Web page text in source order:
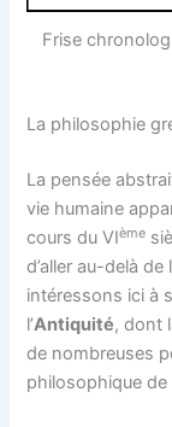
Frise
La philosophie
La pensée
vie humaine
cours du VIème
d’aller au-delà
intéressons ici à
l’Antiquité, dont
de nombreuses
philosophique